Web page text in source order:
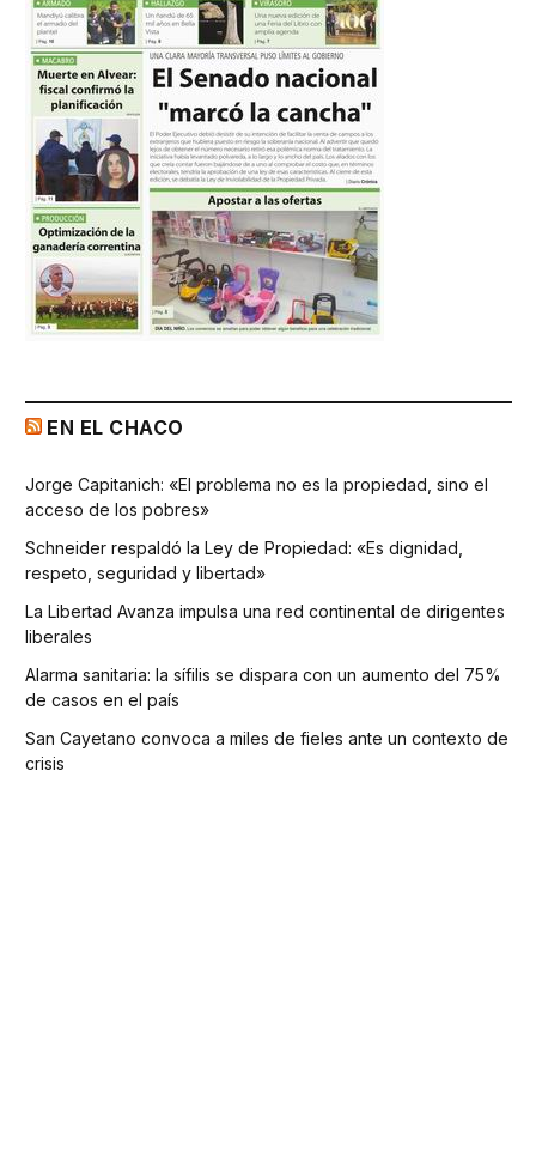
EN EL CHACO
Jorge Capitanich: «El problema no es la propiedad, sino el
acceso de los pobres»
Schneider respaldó la Ley de Propiedad: «Es dignidad,
respeto, seguridad y libertad»
La Libertad Avanza impulsa una red continental de dirigentes
liberales
Alarma sanitaria: la sífilis se dispara con un aumento del 75%
de casos en el país
San Cayetano convoca a miles de fieles ante un contexto de
crisis